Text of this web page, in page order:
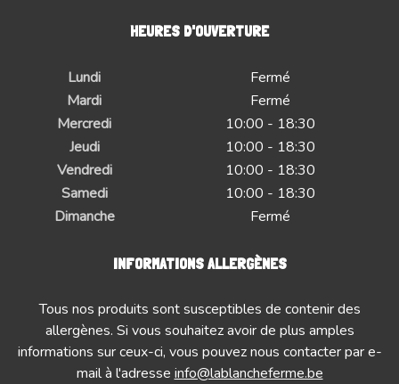
HEURES D'OUVERTURE
Lundi
Fermé
Mardi
Fermé
Mercredi
10:00 - 18:30
Jeudi
10:00 - 18:30
Vendredi
10:00 - 18:30
Samedi
10:00 - 18:30
Dimanche
Fermé
INFORMATIONS ALLERGÈNES
Tous nos produits sont susceptibles de contenir des
allergènes. Si vous souhaitez avoir de plus amples
informations sur ceux-ci, vous pouvez nous contacter par e-
mail à l'adresse info@lablancheferme.be